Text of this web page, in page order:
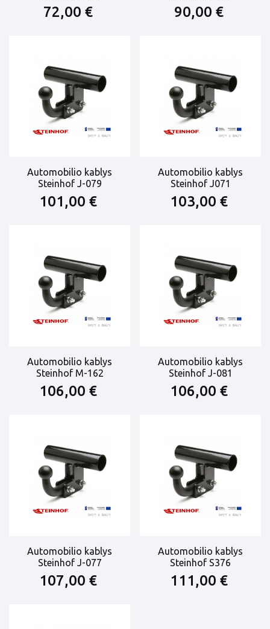
72,00 € 90,00 €
Automobilio kablys
Steinhof J-079
101,00 €
Automobilio kablys
Steinhof J071
103,00 €
Automobilio kablys
Steinhof M-162
106,00 €
Automobilio kablys
Steinhof J-081
106,00 €
Automobilio kablys
Steinhof J-077
107,00 €
Automobilio kablys
Steinhof S376
111,00 €